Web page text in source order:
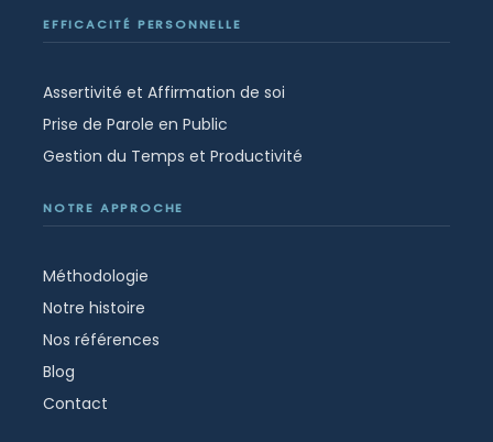
EFFICACITÉ PERSONNELLE
Assertivité et Affirmation de soi
Prise de Parole en Public
Gestion du Temps et Productivité
NOTRE APPROCHE
Méthodologie
Notre histoire
Nos références
Blog
Contact